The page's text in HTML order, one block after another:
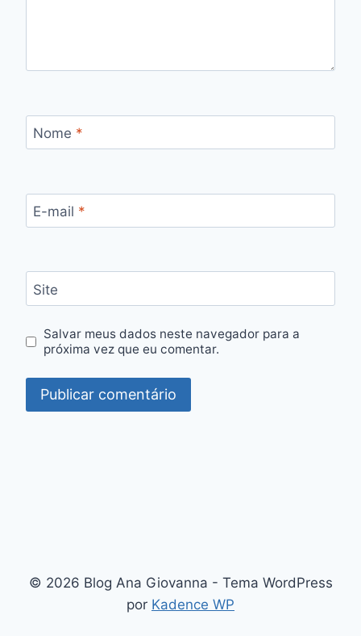
Nome *
E-mail *
Site
Salvar meus dados neste navegador para a
próxima vez que eu comentar.
© 2026 Blog Ana Giovanna - Tema WordPress
por Kadence WP